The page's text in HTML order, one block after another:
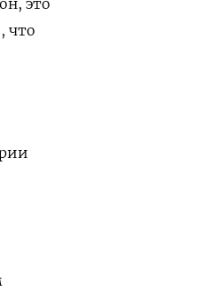
это
что